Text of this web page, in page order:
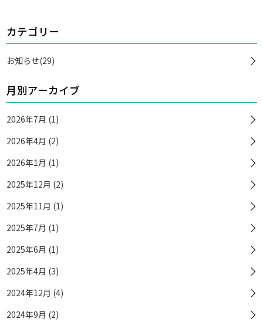
カテゴリー
お知らせ(29)
月別アーカイブ
2026年7月 (1)
2026年4月 (2)
2026年1月 (1)
2025年12月 (2)
2025年11月 (1)
2025年7月 (1)
2025年6月 (1)
2025年4月 (3)
2024年12月 (4)
2024年9月 (2)